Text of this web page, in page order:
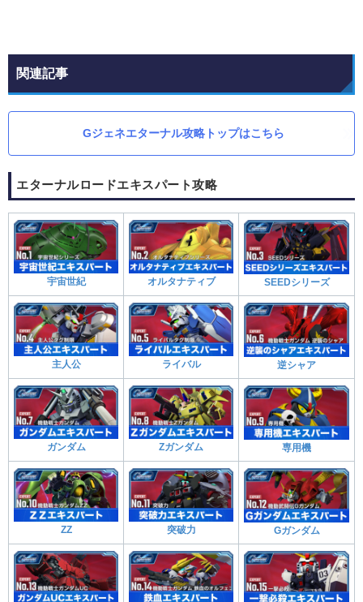
関連記事
Gジェネエターナル攻略トップはこちら
エターナルロードエキスパート攻略
宇宙世紀 オルタナティブ SEEDシリーズ
主人公 ライバル 逆シャア
ガンダム Ζガンダム 専用機
ΖΖ 突破力 Gガンダム